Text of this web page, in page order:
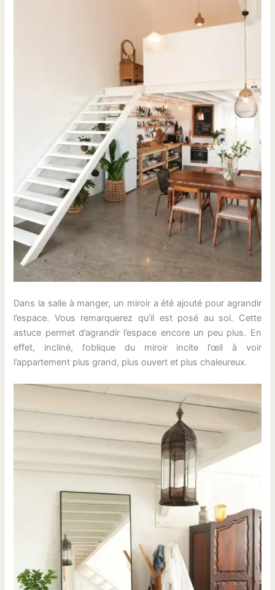
Dans la salle à manger, un miroir a été ajouté pour agrandir
l’espace. Vous remarquerez qu’il est posé au sol. Cette
astuce permet d’agrandir l’espace encore un peu plus. En
effet, incliné, l’oblique du miroir incite l’œil à voir
l’appartement plus grand, plus ouvert et plus chaleureux.